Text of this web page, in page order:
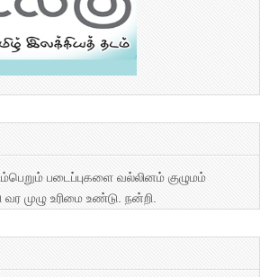
படைப்புகளை வல்லினம் குழுமம்
முழு உரிமை உண்டு. நன்றி.